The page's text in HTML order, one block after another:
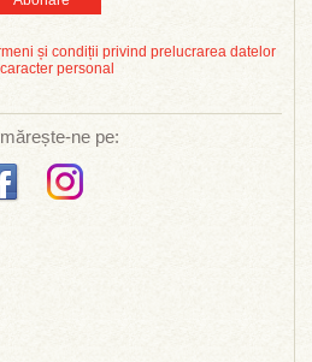
și condiții privind prelucrarea datelor
personal
ne pe: